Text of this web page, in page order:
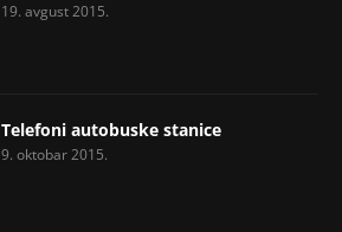
19. avgust 2015.
Telefoni autobuske stanice
9. oktobar 2015.